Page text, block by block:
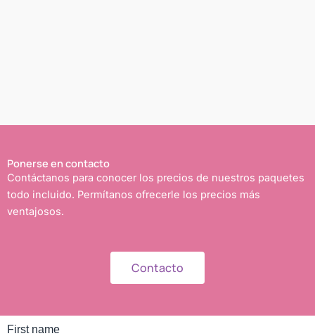
Ponerse en contacto
Contáctanos para conocer los precios de nuestros paquetes
todo incluido. Permítanos ofrecerle los precios más
ventajosos.
Contacto